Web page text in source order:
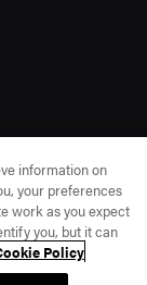
information on
your preferences
work as you expect
you, but it can
Policy